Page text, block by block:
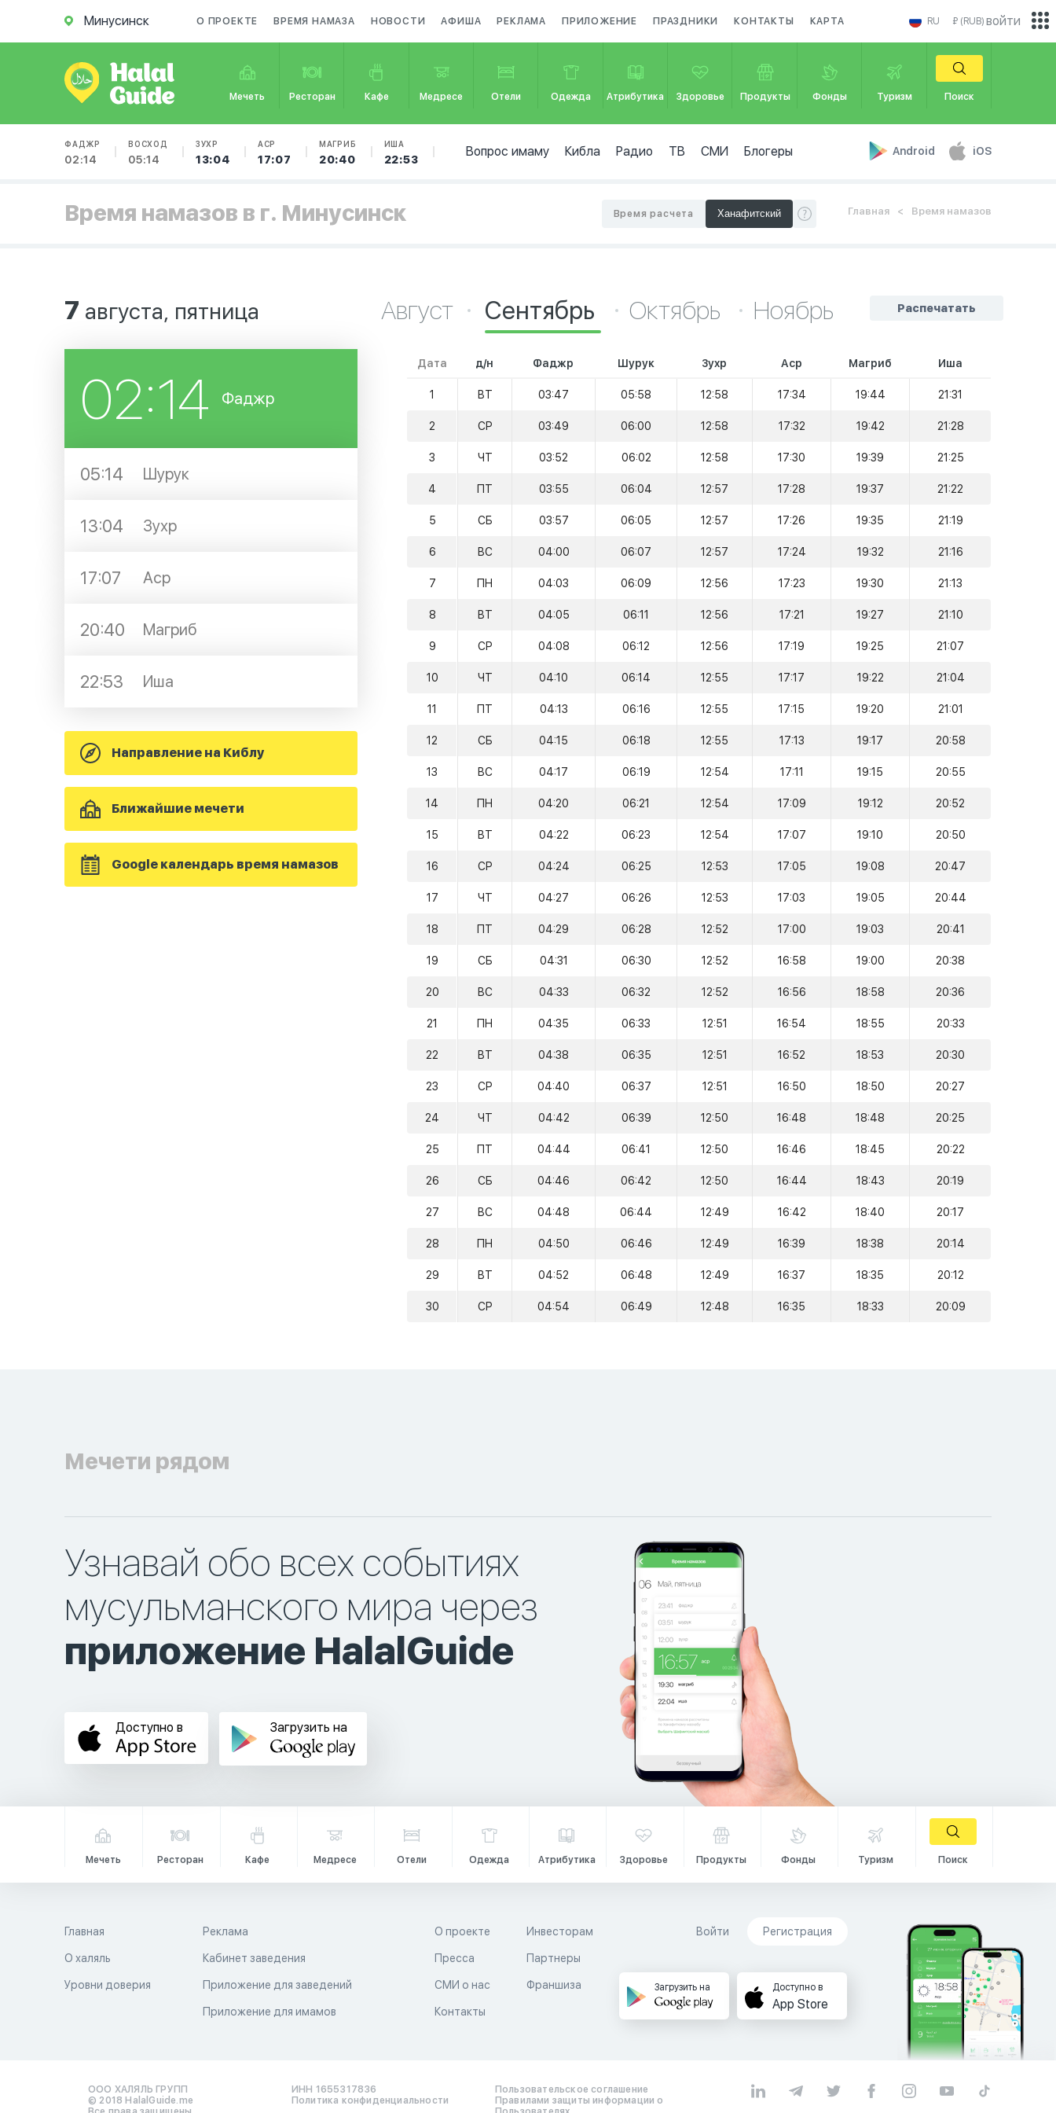
Минусинск О ПРОЕКТЕ ВРЕМЯ НАМАЗА НОВОСТИ АФИША РЕКЛАМА ПРИЛОЖЕНИЕ ПРАЗДНИКИ КОНТАКТЫ КАРТА RU ₽ (RUB)
Мечеть Ресторан Кафе Медресе Отели Одежда Атрибутика Здоровье Продукты Фонды Туризм Поиск
ФАДЖР
02:14
ВОСХОД
05:14
ЗУХР
13:04
АСР
17:07
МАГРИБ
20:40
ИША
22:53
Вопрос имаму Кибла Радио ТВ СМИ Блогеры Android iOS
войти
Время намазов в г. Минусинск Главная Время намазов
Время расчета
7 августа, пятница
02:14 Фаджр
05:14 Шурук
13:04 Зухр
17:07 Аср
20:40 Магриб
22:53 Иша
Направление на Киблу
Ближайшие мечети
Google календарь время намазов
Распечатать
Август Сентябрь Октябрь Ноябрь
Дата д/н Фаджр Шурук Зухр Аср Магриб Иша
1 ВТ 03:47 05:58 12:58 17:34 19:44 21:31
2 СР 03:49 06:00 12:58 17:32 19:42 21:28
3 ЧТ 03:52 06:02 12:58 17:30 19:39 21:25
4 ПТ 03:55 06:04 12:57 17:28 19:37 21:22
5 СБ 03:57 06:05 12:57 17:26 19:35 21:19
6 ВС 04:00 06:07 12:57 17:24 19:32 21:16
7 ПН 04:03 06:09 12:56 17:23 19:30 21:13
8 ВТ 04:05 06:11 12:56 17:21 19:27 21:10
9 СР 04:08 06:12 12:56 17:19 19:25 21:07
10 ЧТ 04:10 06:14 12:55 17:17 19:22 21:04
11 ПТ 04:13 06:16 12:55 17:15 19:20 21:01
12 СБ 04:15 06:18 12:55 17:13 19:17 20:58
13 ВС 04:17 06:19 12:54 17:11 19:15 20:55
14 ПН 04:20 06:21 12:54 17:09 19:12 20:52
15 ВТ 04:22 06:23 12:54 17:07 19:10 20:50
16 СР 04:24 06:25 12:53 17:05 19:08 20:47
17 ЧТ 04:27 06:26 12:53 17:03 19:05 20:44
18 ПТ 04:29 06:28 12:52 17:00 19:03 20:41
19 СБ 04:31 06:30 12:52 16:58 19:00 20:38
20 ВС 04:33 06:32 12:52 16:56 18:58 20:36
21 ПН 04:35 06:33 12:51 16:54 18:55 20:33
22 ВТ 04:38 06:35 12:51 16:52 18:53 20:30
23 СР 04:40 06:37 12:51 16:50 18:50 20:27
24 ЧТ 04:42 06:39 12:50 16:48 18:48 20:25
25 ПТ 04:44 06:41 12:50 16:46 18:45 20:22
26 СБ 04:46 06:42 12:50 16:44 18:43 20:19
27 ВС 04:48 06:44 12:49 16:42 18:40 20:17
28 ПН 04:50 06:46 12:49 16:39 18:38 20:14
29 ВТ 04:52 06:48 12:49 16:37 18:35 20:12
30 СР 04:54 06:49 12:48 16:35 18:33 20:09
Мечети рядом
Узнавай обо всех событиях
мусульманского мира через
приложение HalalGuide
Доступно в Загрузить на
Мечеть Ресторан Кафе Медресе Отели Одежда Атрибутика Здоровье Продукты Фонды Туризм Поиск
Главная
О халяль
Уровни доверия
Реклама
Кабинет заведения
Приложение для заведений
Приложение для имамов
О проекте
Пресса
СМИ о нас
Контакты
Инвесторам
Партнеры
Франшиза
Войти Регистрация
Загрузить на Доступно в
App Store
ООО ХАЛЯЛЬ ГРУПП
© 2018 HalalGuide.me
ИНН 1655317836
Политика конфиденциальности
Пользовательское соглашение
Правилами защиты информации о